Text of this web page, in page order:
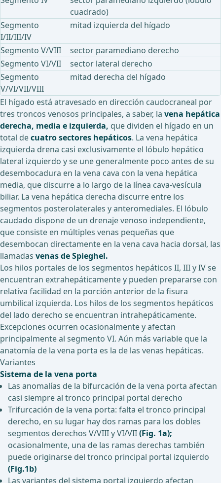
cuadrado)
Segmento
I/II/III/IV
mitad izquierda del hígado
Segmento V/VIII
sector paramediano derecho
Segmento VI/VII
sector lateral derecho
Segmento
V/VI/VII/VIII
mitad derecha del hígado
El hígado está atravesado en dirección caudocraneal por
tres troncos venosos principales, a saber, la vena hepática
derecha, media e izquierda, que dividen el hígado en un
total decuatro sectores hepáticos. La vena hepática
izquierda drena casi exclusivamente el lóbulo hepático
lateral izquierdo y se une generalmente poco antes de su
desembocadura en la vena cava con la vena hepática
media, que discurre a lo largo de la línea cava-vesícula
biliar. La vena hepática derecha discurre entre los
segmentos posterolaterales y anteromediales. El lóbulo
caudado dispone de un drenaje venoso independiente,
que consiste en múltiples venas pequeñas que
desembocan directamente en la vena cava hacia dorsal, las
llamadas venas de Spieghel.
Los hilos portales de los segmentos hepáticos II, III y IV se
encuentran extrahepáticamente y pueden prepararse con
relativa facilidad en la porción anterior de la fisura
umbilical izquierda. Los hilos de los segmentos hepáticos
del lado derecho se encuentran intrahepáticamente.
Excepciones ocurren ocasionalmente y afectan
principalmente al segmento VI. Aún más variable que la
anatomía de la vena porta es la de las venas hepáticas.
Variantes
Sistema de la vena porta
Las anomalías de la bifurcación de la vena porta afectan
casi siempre al tronco principal portal derecho
Trifurcación de la vena porta: falta el tronco principal
derecho, en su lugar hay dos ramas para los dobles
segmentos derechos V/VIII y VI/VII(Fig. 1a);
ocasionalmente, una de las ramas derechas también
puede originarse del tronco principal portal izquierdo
(Fig.1b)
Las variantes del sistema portal izquierdo afectan